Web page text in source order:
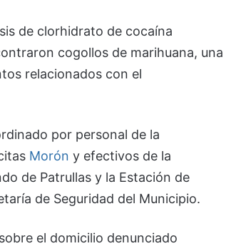
de clorhidrato de cocaína
cogollos de marihuana, una
relacionados con el
por personal de la
Morón y efectivos de la
de Patrullas y la Estación de
de Seguridad del Municipio.
el domicilio denunciado